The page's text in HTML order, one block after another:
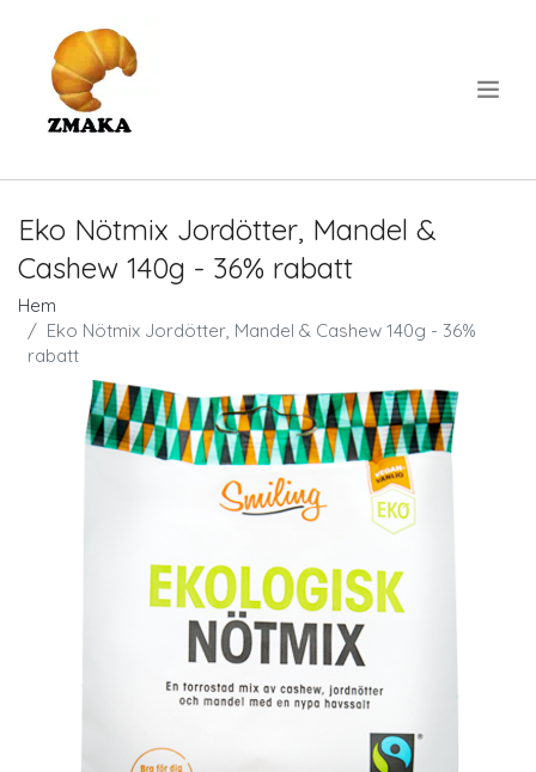
Eko Nötmix Jordötter, Mandel &
Cashew 140g - 36% rabatt
Hem
Eko Nötmix Jordötter, Mandel & Cashew 140g - 36%
rabatt